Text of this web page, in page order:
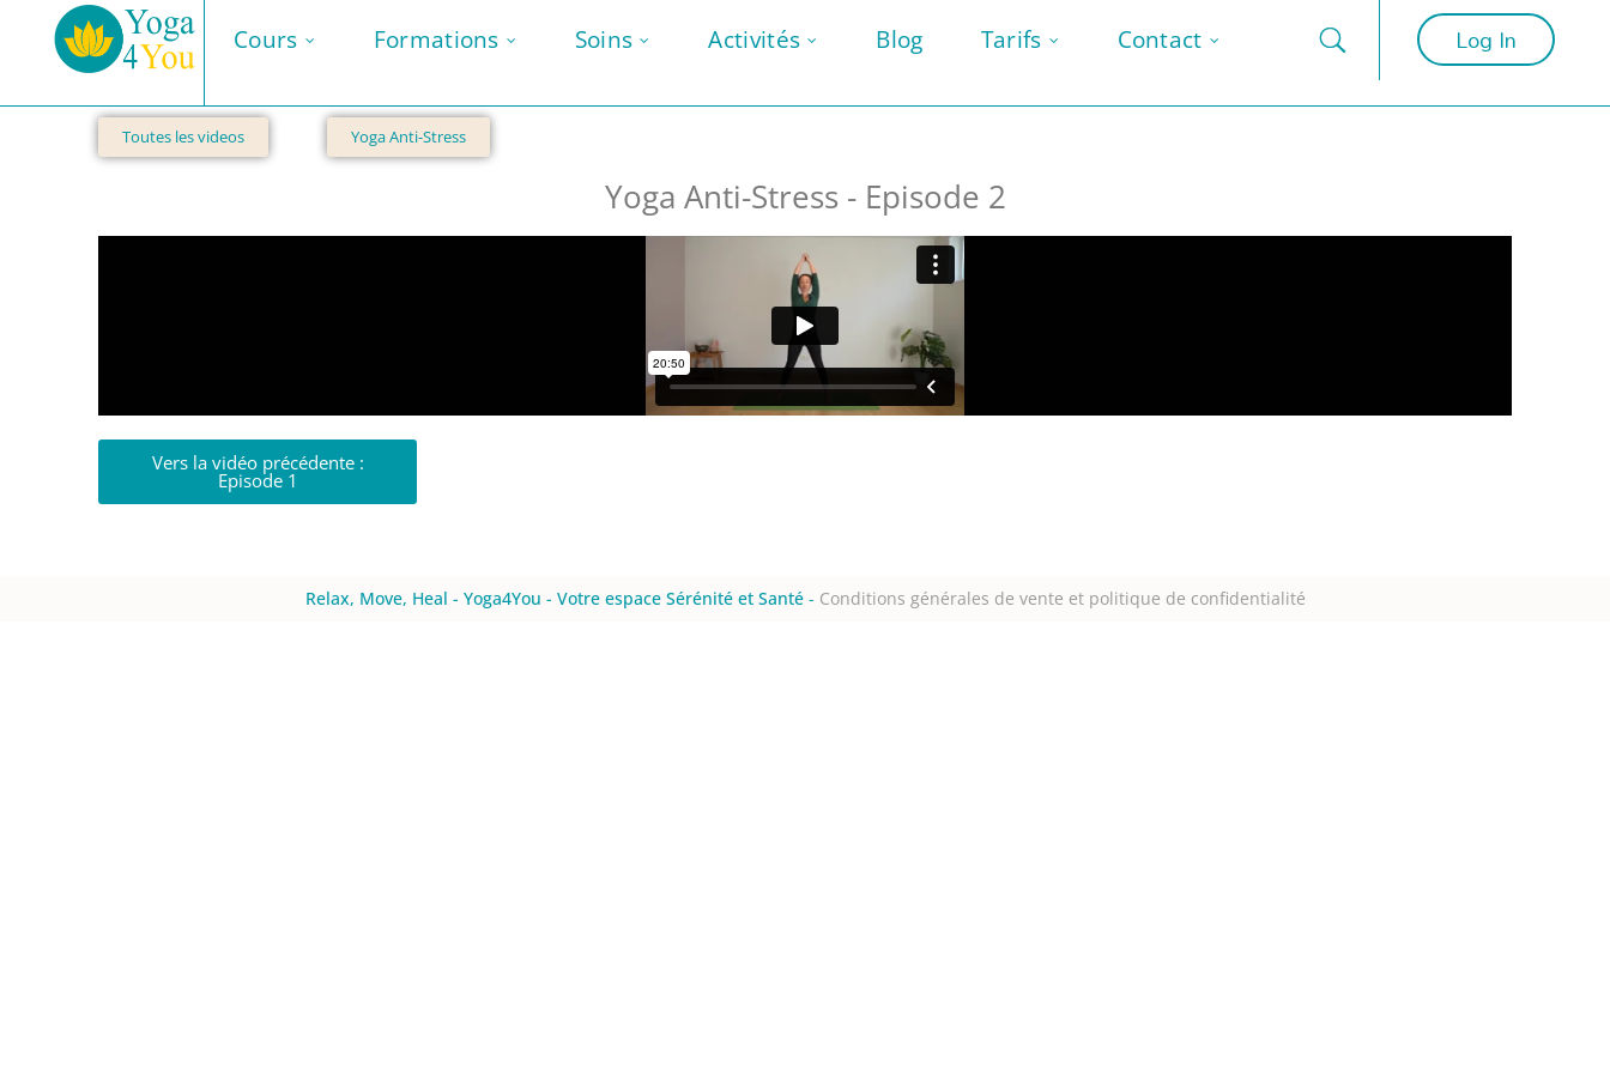
Log In
Cours Formations Soins Activités Blog Tarifs Contact
Toutes les videos Yoga Anti-Stress
Yoga Anti-Stress - Episode 2
Vers la vidéo précédente :
Episode 1
Relax, Move, Heal - Yoga4You - Votre espace Sérénité et Santé - Conditions générales de vente et politique de confidentialité